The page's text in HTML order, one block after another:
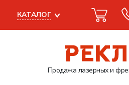
Продажа лазерныхи
КАТАЛОГ